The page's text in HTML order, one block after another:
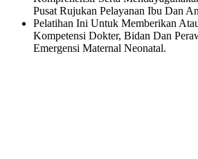
Pusat Rujukan Pelayanan Ibu Dan
Pelatihan Ini Untuk Memberikan
Kompetensi Dokter, Bidan Dan
Emergensi Maternal Neonatal.